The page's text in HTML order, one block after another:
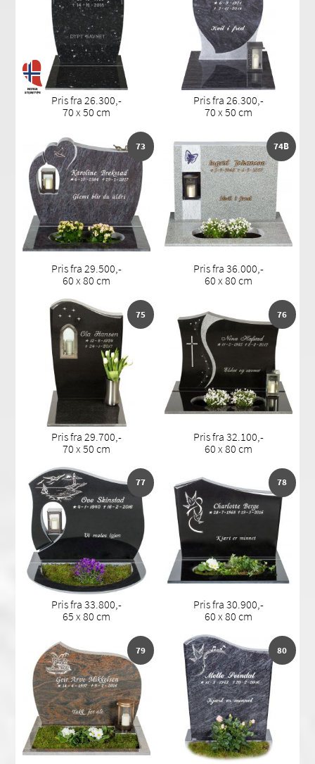
Pris fra 26.300,-
70 x 50 cm
Pris fra 26.300,-
70 x 50 cm
73
Pris fra 29.500,-
60 x 80 cm
74B
Pris fra 36.000,-
60 x 80 cm
75
Pris fra 29.700,-
70 x 50 cm
76
Pris fra 32.100,-
60 x 80 cm
77
Pris fra 33.800,-
65 x 80 cm
78
Pris fra 30.900,-
60 x 80 cm
79 80